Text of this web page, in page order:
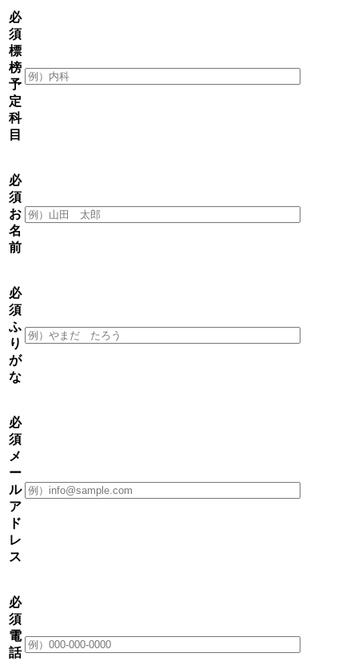
必
須
標
榜
予
定
科
目
必
須
お
名
前
必
須
ふ
り
が
な
必
須
メ
ー
ル
ア
ド
レ
ス
必
須
電
話